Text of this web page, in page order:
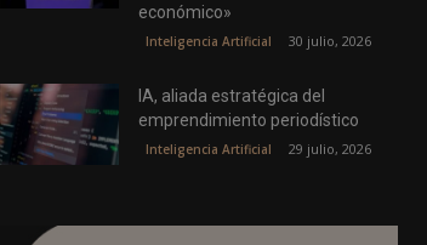
económico»
Inteligencia Artificial 30 julio, 2026
IA, aliada estratégica del
emprendimiento periodístico
Inteligencia Artificial 29 julio, 2026